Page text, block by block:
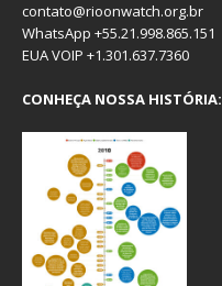
contato@rioonwatch.org.br
WhatsApp +55.21.998.865.151
EUA VOIP +1.301.637.7360
CONHEÇA NOSSA HISTÓRIA: